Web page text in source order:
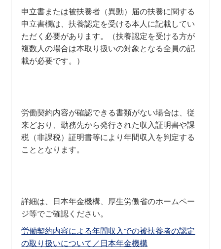
申立書または被扶養者（異動）届の扶養に関する
申立書欄は、扶養認定を受ける本人に記載してい
ただく必要があります。（扶養認定を受ける方が
複数人の場合は本取り扱いの対象となる全員の記
載が必要です。）
労働契約内容が確認できる書類がない場合は、従
来どおり、勤務先から発行された収入証明書や課
税（非課税）証明書等により年間収入を判定する
こととなります。
詳細は、日本年金機構、厚生労働省のホームペー
ジ等でご確認ください。
労働契約内容による年間収入での被扶養者の認定
の取り扱いについて／日本年金機構